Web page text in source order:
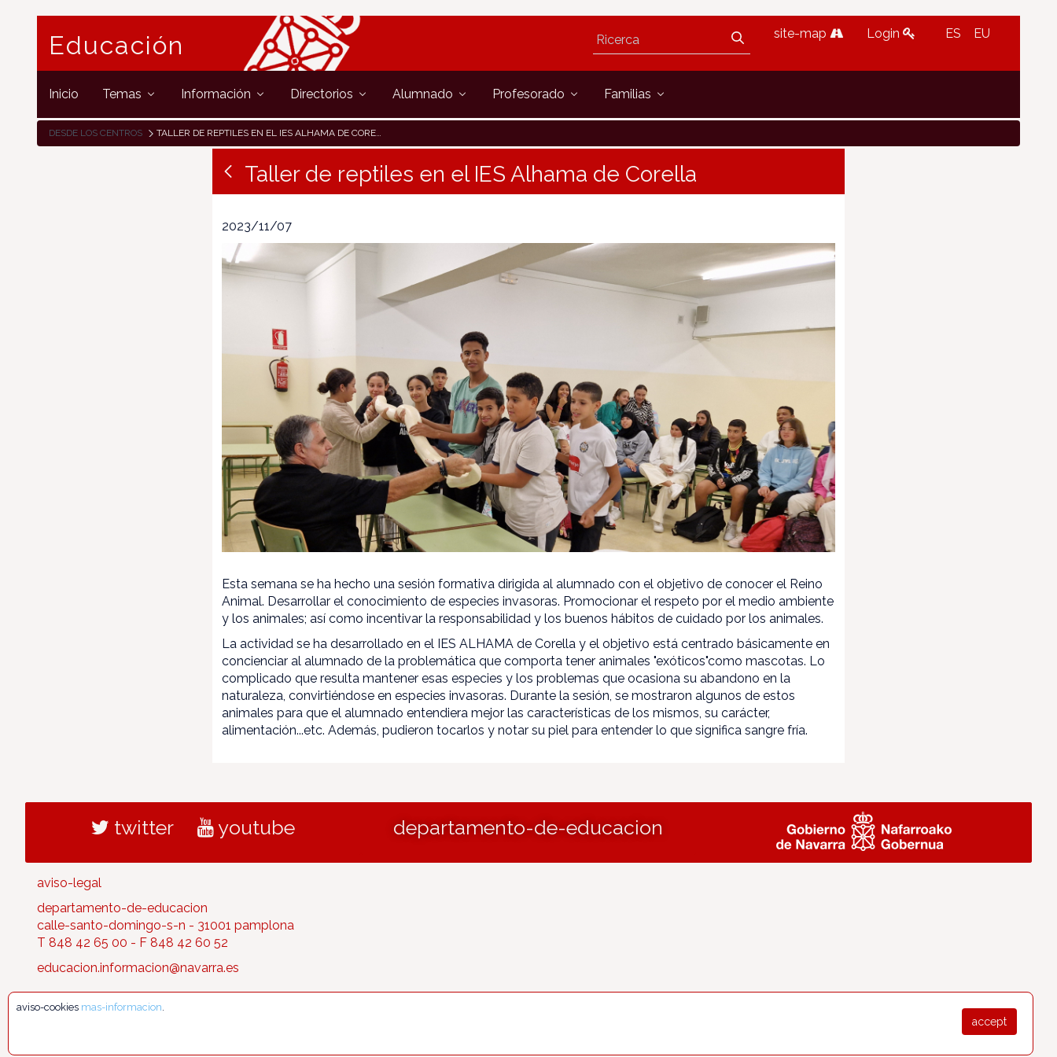
Educación site-map Login ES EU
Inicio Temas Información Directorios Alumnado Profesorado Familias
DESDE LOS CENTROS TALLER DE REPTILES EN EL IES ALHAMA DE CORELLA
Taller de reptiles en el IES Alhama de Corella
2023/11/07
Esta semana se ha hecho una sesión formativa dirigida al alumnado con el objetivo de conocer el Reino
Animal. Desarrollar el conocimiento de especies invasoras. Promocionar el respeto por el medio ambiente
y los animales; así como incentivar la responsabilidad y los buenos hábitos de cuidado por los animales.
La actividad se ha desarrollado en el IES ALHAMA de Corella y el objetivo está centrado básicamente en
concienciar al alumnado de la problemática que comporta tener animales "exóticos"como mascotas. Lo
complicado que resulta mantener esas especies y los problemas que ocasiona su abandono en la
naturaleza, convirtiéndose en especies invasoras. Durante la sesión, se mostraron algunos de estos
animales para que el alumnado entendiera mejor las características de los mismos, su carácter,
alimentación...etc. Además, pudieron tocarlos y notar su piel para entender lo que significa sangre fría.
twitter youtube departamento-de-educacion
aviso-legal
departamento-de-educacion
calle-santo-domingo-s-n - 31001 pamplona
T 848 42 65 00 - F 848 42 60 52
educacion.informacion@navarra.es
accept
aviso-cookies mas-informacion.